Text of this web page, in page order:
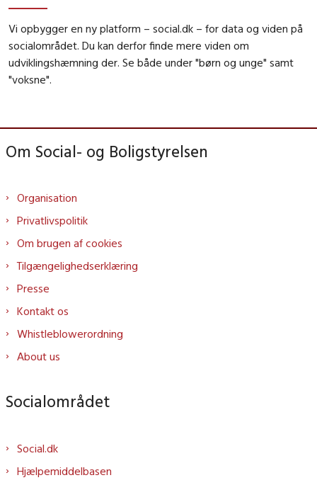
Vi opbygger en ny platform – social.dk – for data og viden på
socialområdet. Du kan derfor finde mere viden om
udviklingshæmning der. Se både under "børn og unge" samt
"voksne".
Om Social- og Boligstyrelsen
Organisation
Privatlivspolitik
Om brugen af cookies
Tilgængelighedserklæring
Presse
Kontakt os
Whistleblowerordning
About us
Socialområdet
Social.dk
Hjælpemiddelbasen